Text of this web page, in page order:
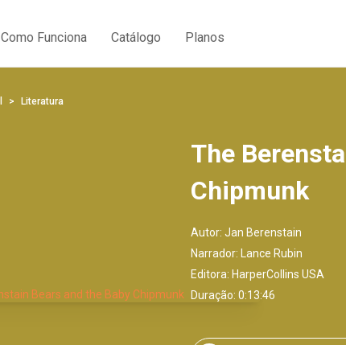
Como Funciona Catálogo Planos
Literatura
The
Chipmunk
Autor: Jan Berenstain
Narrador:
Lance Rubin
Editora: HarperCollins USA
Duração: 0:13:46